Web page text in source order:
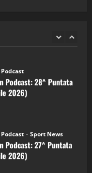
Podcast: 28^ Puntata
2026)
Podcast: 27^ Puntata
2026)